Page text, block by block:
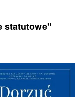
statutowe"